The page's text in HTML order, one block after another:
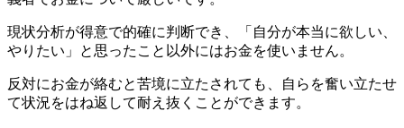
現状分析が得意で的確に判断でき、「自分が本当に欲しい、
やりたい」と思ったこと以外にはお金を使いません。
反対にお金が絡むと苦境に立たされても、自らを奮い立たせ
て状況をはね返して耐え抜くことができます。